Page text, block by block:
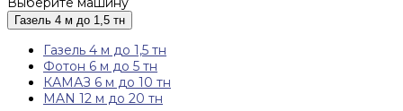
Газель 4 м до 1,5 тн
Газель 4 м до 1,5 тн
Фотон 6 м до 5 тн
КАМАЗ 6 м до 10 тн
MAN 12 м до 20 тн